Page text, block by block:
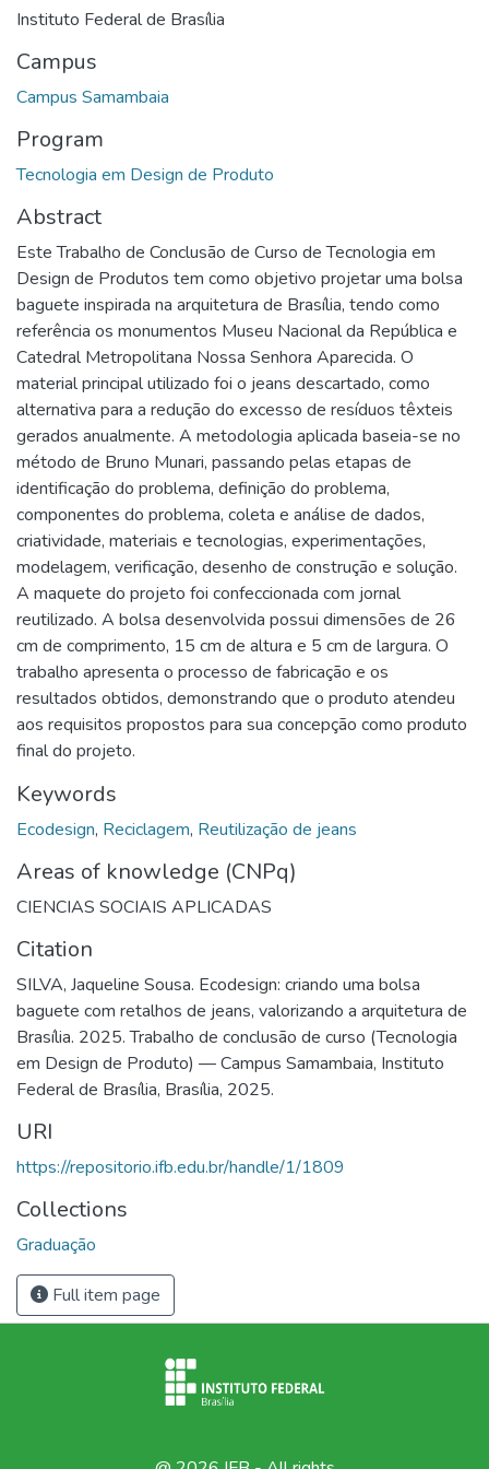
Instituto Federal de Brasília
Campus
Campus Samambaia
Program
Tecnologia em Design de Produto
Abstract
Este Trabalho de Conclusão de Curso de Tecnologia em
Design de Produtos tem como objetivo projetar uma bolsa
baguete inspirada na arquitetura de Brasília, tendo como
referência os monumentos Museu Nacional da República e
Catedral Metropolitana Nossa Senhora Aparecida. O
material principal utilizado foi o jeans descartado, como
alternativa para a redução do excesso de resíduos têxteis
gerados anualmente. A metodologia aplicada baseia-se no
método de Bruno Munari, passando pelas etapas de
identificação do problema, definição do problema,
componentes do problema, coleta e análise de dados,
criatividade, materiais e tecnologias, experimentações,
modelagem, verificação, desenho de construção e solução.
A maquete do projeto foi confeccionada com jornal
reutilizado. A bolsa desenvolvida possui dimensões de 26
cm de comprimento, 15 cm de altura e 5 cm de largura. O
trabalho apresenta o processo de fabricação e os
resultados obtidos, demonstrando que o produto atendeu
aos requisitos propostos para sua concepção como produto
final do projeto.
Keywords
Ecodesign, Reciclagem, Reutilização de jeans
Areas of knowledge (CNPq)
CIENCIAS SOCIAIS APLICADAS
Citation
SILVA, Jaqueline Sousa. Ecodesign: criando uma bolsa
baguete com retalhos de jeans, valorizando a arquitetura de
Brasília. 2025. Trabalho de conclusão de curso (Tecnologia
em Design de Produto) — Campus Samambaia, Instituto
Federal de Brasília, Brasília, 2025.
URI
https://repositorio.ifb.edu.br/handle/1/1809
Collections
Graduação
Full item page